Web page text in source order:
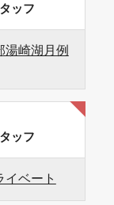
ッフ
湯崎湖月例
ッフ
イベート